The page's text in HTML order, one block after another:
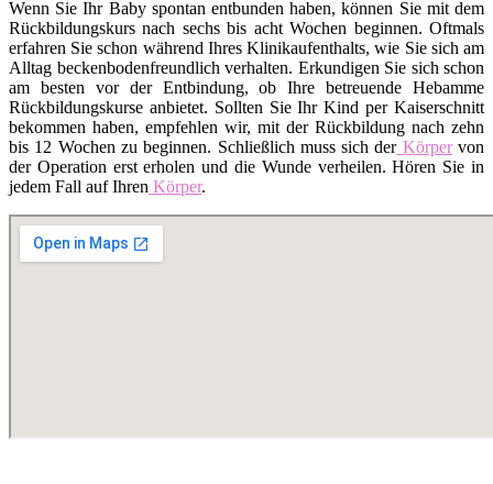
Wenn Sie Ihr Baby spontan entbunden haben, können Sie mit dem
Rückbildungskurs nach sechs bis acht Wochen beginnen. Oftmals
erfahren Sie schon während Ihres Klinikaufenthalts, wie Sie sich am
Alltag beckenbodenfreundlich verhalten. Erkundigen Sie sich schon
am besten vor der Entbindung, ob Ihre betreuende Hebamme
Rückbildungskurse anbietet. Sollten Sie Ihr Kind per Kaiserschnitt
bekommen haben, empfehlen wir, mit der Rückbildung nach zehn
bis 12 Wochen zu beginnen. Schließlich muss sich derKörpervon
der Operation erst erholen und die Wunde verheilen. Hören Sie in
jedem Fall auf Ihren Körper.